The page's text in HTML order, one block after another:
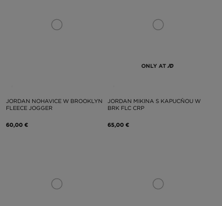
JORDAN NOHAVICE W BROOKLYN
FLEECE JOGGER
60,00 €
ONLY AT
JORDAN MIKINA S KAPUCŇOU W
BRK FLC CRP
65,00 €